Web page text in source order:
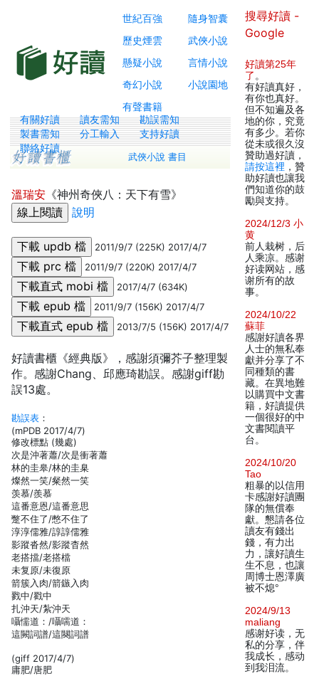
世紀百強
隨身智囊
歷史煙雲
武俠小說
懸疑小說
言情小說
奇幻小說
小說園地
有聲書籍
有關好讀 讀友需知
勘誤需知
製書需知
分工輸入
支持好讀
聯絡好讀
武俠小說 書目
溫瑞安 《神州奇俠八：天下有雪》
說明
2011/9/7 (225K) 2017/4/7
2011/9/7 (220K) 2017/4/7
2017/4/7 (634K)
2011/9/7 (156K) 2017/4/7
2013/7/5 (156K) 2017/4/7
好讀書櫃《經典版》，感謝須彌芥子整理製
作。感謝Chang、邱應琦勘誤。感謝giff勘
誤13處。
勘誤表 ：
(mPDB 2017/4/7)
修改標點 (幾處)
次是沖著蕭/次是衝著蕭
林的圭皋/林的圭臬
燦然一笑/粲然一笑
羡慕/羨慕
這番意恩/這番意思
蹩不住了/憋不住了
淳淳儒雅/諄諄儒雅
影蹤沓然/影蹤杳然
老搭擋/老搭檔
未复原/未復原
箭簇入肉/箭鏃入肉
戮中/戳中
扎沖天/紮沖天
囁懦道：/囁嚅道：
這闕詞譜/這闋詞譜
(giff 2017/4/7)
庸肥/唐肥
搜尋好讀 -
Google
好讀第25年
了 。
有好讀真好，
有你也真好。
但不知遍及各
地的你，究竟
有多少。若你
從未或很久沒
贊助過好讀，
請按這裡 ，贊
助好讀也讓我
們知道你的鼓
勵與支持。
2024/12/3 小
黄
前人栽树，后
人乘凉。感谢
好读网站，感
谢所有的故
事。
2024/10/22
蘇菲
感謝好讀各界
人士的無私奉
獻并分享了不
同種類的書
藏。在異地難
以購買中文書
籍，好讀提供
一個很好的中
文書閱讀平
台。
2024/10/20
Tao
粗暴的以信用
卡感謝好讀團
隊的無償奉
獻。懇請各位
讀友有錢出
錢，有力出
力，讓好讀生
生不息，也讓
周博士恩澤廣
被不熄°
2024/9/13
maliang
感谢好读，无
私的分享，伴
我成长，感动
到我泪流。